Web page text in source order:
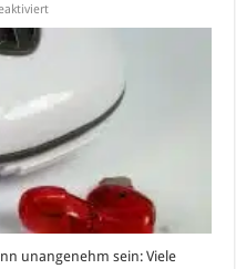
für
ein
Hörgerät
unangenehm sein: Viele